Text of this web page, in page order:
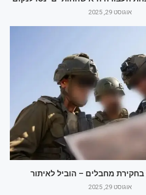
אוגוסט 29, 2025
מחבלים – הוביל לאיתור
אוגוסט 29, 2025